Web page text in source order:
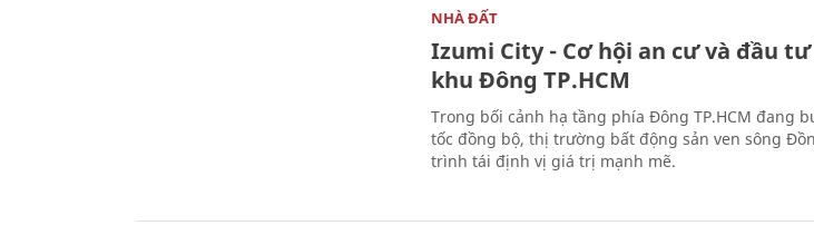
NHÀ ĐẤT
Izumi City - Cơ hội an cư và đầu
khu Đông TP.HCM
Trong bối cảnh hạ tầng phía Đông TP.HCM đang
tốc đồng bộ, thị trường bất động sản ven sông
trình tái định vị giá trị mạnh mẽ.